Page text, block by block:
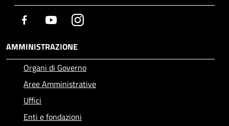
Facebook YoutubeInstagram
AMMINISTRAZIONE
Organi di Governo
Aree Amministrative
Uffici
Enti e fondazioni